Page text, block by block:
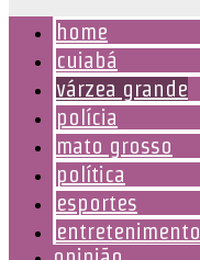
home
cuiabá
várzea grande
polícia
mato grosso
política
esportes
entretenimento